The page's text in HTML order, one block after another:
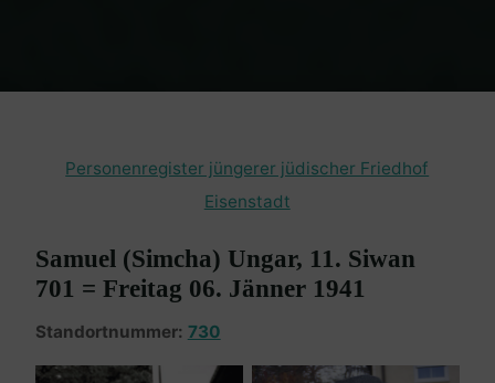
Personenregister jüngerer jüdischer Friedhof
Eisenstadt
Samuel (Simcha) Ungar, 11. Siwan
701 = Freitag 06. Jänner 1941
Standortnummer: 730